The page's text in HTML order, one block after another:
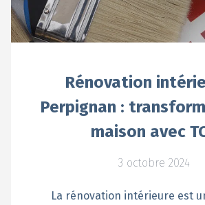
Rénovation
Perpignan :
maison avec
3 octobre 2024
La rénovation intérieure est